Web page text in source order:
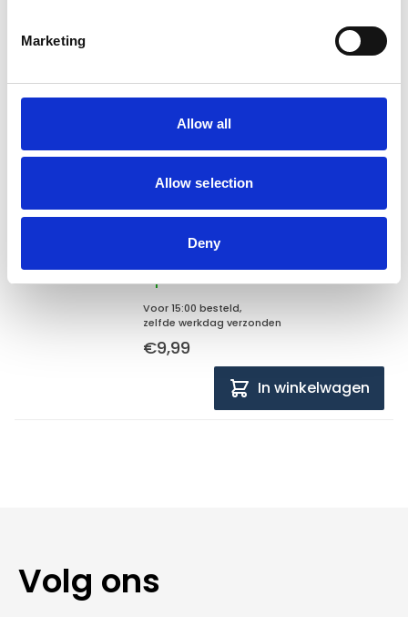
Marketing
Allow all
Allow selection
Deny
Gerelateerde producten
Flamingo
Shooter Spector met bal
Op voorraad
Voor 15:00 besteld,
zelfde werkdag verzonden
€9,99
In winkelwagen
Volg ons